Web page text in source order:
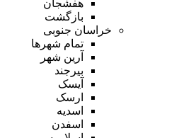
هفشجان
بازگشت
خراسان جنوبی
تمام شهر‌ها
آرین شهر
بیرجند
آیسک
ارسک
اسدیه
اسفدن